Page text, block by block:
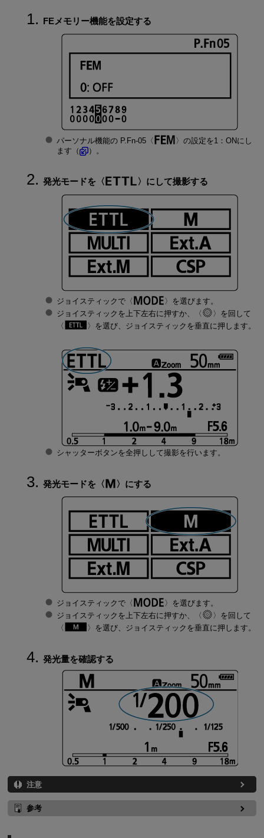
FEメモリー機能を設定する
パーソナル機能の P.Fn-05
の設定を1：ONにし
ます（
）。
発光モードを にして撮影する
ジョイスティックで
を選びます。
ジョイスティックを上下左右に押すか、
を回して
を選び、ジョイスティックを垂直に押します。
シャッターボタンを全押しして撮影を行います。
発光モードを にする
ジョイスティックで
を選びます。
ジョイスティックを上下左右に押すか、
を回して
を選び、ジョイスティックを垂直に押します。
発光量を確認する
注意
参考